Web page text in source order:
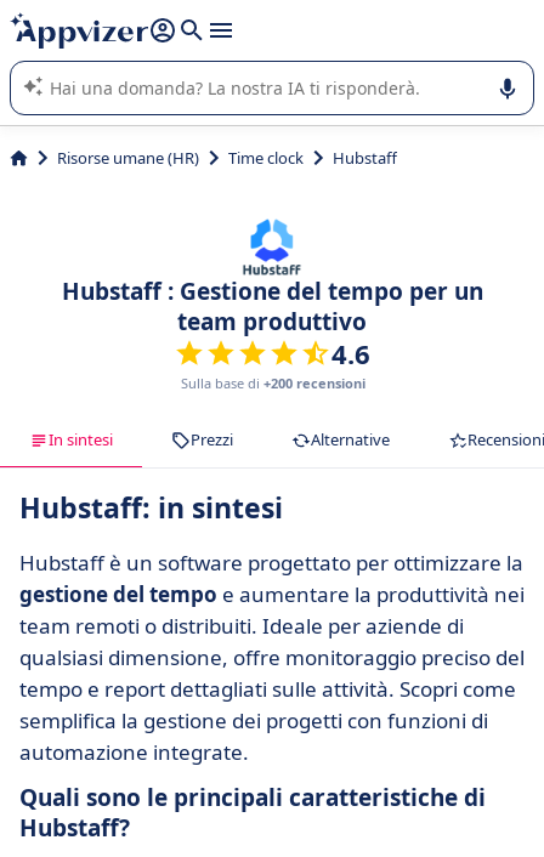
righe con
shift + enter
L'IA di Appvizer vi guida nell'utilizzo o nella scelta di un
software SaaS per la vostra azienda.
Risorse umane (HR) Time clock Hubstaff
Hubstaff : Gestione del tempo per un
team produttivo
4.6
Sulla base di +200 recensioni
In sintesi Prezzi Alternative Recensioni
Hubstaff: in sintesi
Hubstaff è un software progettato per ottimizzare la
gestione del tempo e aumentare la produttività nei
team remoti o distribuiti. Ideale per aziende di
qualsiasi dimensione, offre monitoraggio preciso del
tempo e report dettagliati sulle attività. Scopri come
semplifica la gestione dei progetti con funzioni di
automazione integrate.
Quali sono le principali caratteristiche di
Hubstaff?